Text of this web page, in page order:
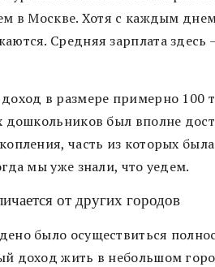
в Москве. Хотя с каждым
Средняя зарплата здесь
в размере примерно 100
дошкольников был вполне
часть из которых
мы уже знали, что уедем.
от других городов
было осуществиться
доход жить в небольшом